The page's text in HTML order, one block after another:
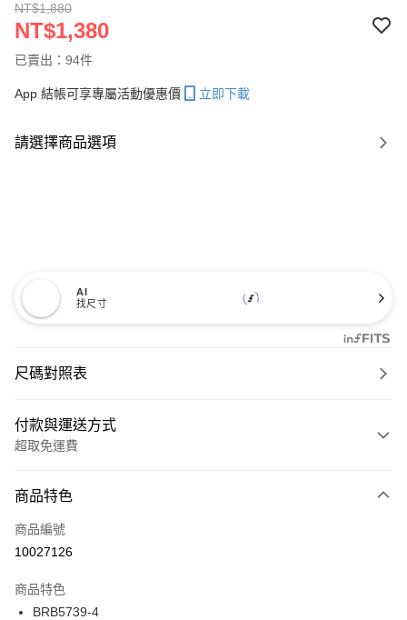
NT$1,880
NT$1,380
已賣出：94件
App 結帳可享專屬活動優惠價 立即下載
請選擇商品選項
AI
找尺寸
尺碼對照表
付款與運送方式
超取免運費
信用卡一次付款
超商取貨付款
Apple Pay
商品特色
商品編號
10027126
商品特色
BRB5739-4